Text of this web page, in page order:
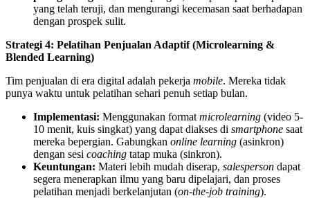
yang telah teruji, dan mengurangi kecemasan saat berhadapan
dengan prospek sulit.
Strategi 4: Pelatihan Penjualan Adaptif (Microlearning &
Blended Learning)
Tim penjualan di era digital adalah pekerja mobile. Mereka tidak
punya waktu untuk pelatihan sehari penuh setiap bulan.
Implementasi: Menggunakan format microlearning (video 5-
10 menit, kuis singkat) yang dapat diakses di smartphone saat
mereka bepergian. Gabungkan online learning (asinkron)
dengan sesi coaching tatap muka (sinkron).
Keuntungan: Materi lebih mudah diserap, salesperson dapat
segera menerapkan ilmu yang baru dipelajari, dan proses
pelatihan menjadi berkelanjutan (on-the-job training).